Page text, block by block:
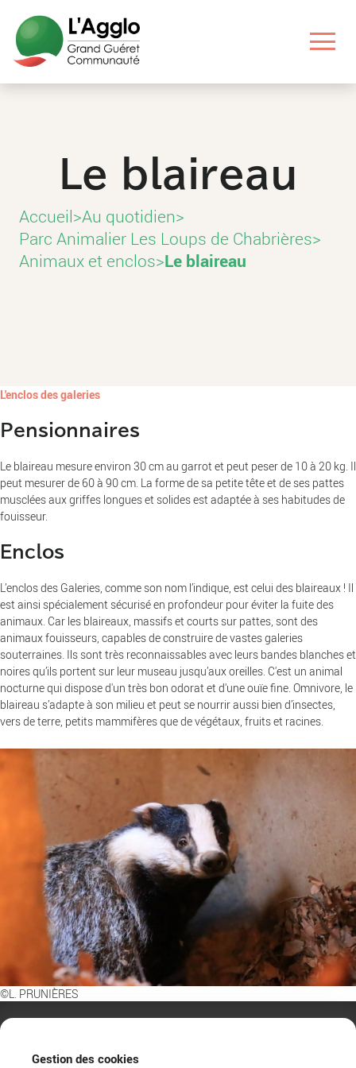
Gestion des cookies
contenu
principal
menu
principal
liens
utiles
pied
page
Le blaireau
Accueil>Au quotidien>
Parc Animalier Les Loups de Chabrières>
Animaux et enclos>Le blaireau
L'enclos des galeries
Pensionnaires
Le blaireau mesure environ 30 cm au garrot et peut peser de 10 à 20 kg. Il
peut mesurer de 60 à 90 cm. La forme de sa petite tête et de ses pattes
musclées aux griffes longues et solides est adaptée à ses habitudes de
fouisseur.
Enclos
L’enclos des Galeries, comme son nom l’indique, est celui des blaireaux ! Il
est ainsi spécialement sécurisé en profondeur pour éviter la fuite des
animaux. Car les blaireaux, massifs et courts sur pattes, sont des
animaux fouisseurs, capables de construire de vastes galeries
souterraines. Ils sont très reconnaissables avec leurs bandes blanches et
noires qu’ils portent sur leur museau jusqu’aux oreilles. C'est un animal
nocturne qui dispose d'un très bon odorat et d'une ouïe fine. Omnivore, le
blaireau s’adapte à son milieu et peut se nourrir aussi bien d’insectes,
vers de terre, petits mammifères que de végétaux, fruits et racines.
©L. PRUNIÈRES